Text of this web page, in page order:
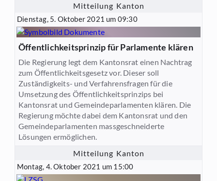
Mitteilung Kanton
Dienstag, 5. Oktober 2021 um 09:30
Öffentlichkeitsprinzip für Parlamente klären
Die Regierung legt dem Kantonsrat einen Nachtrag
zum Öffentlichkeitsgesetz vor. Dieser soll
Zuständigkeits- und Verfahrensfragen für die
Umsetzung des Öffentlichkeitsprinzips bei
Kantonsrat und Gemeindeparlamenten klären. Die
Regierung möchte dabei dem Kantonsrat und den
Gemeindeparlamenten massgeschneiderte
Lösungen ermöglichen.
Mitteilung Kanton
Montag, 4. Oktober 2021 um 15:00